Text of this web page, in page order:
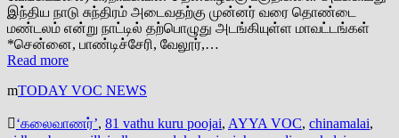
இந்திய நாடு சுந்திரம் அடைவதற்கு முன்னர் வரை தொண்டை
மண்டலம் என்று நாட்டில் தற்பொழுது அடங்கியுள்ள மாவட்டங்கள்
*சென்னை, பாண்டிச்சேரி, வேலூர்,…
Read more
TODAY VOC NEWS
‘கலைவாணர்’, 81 vathu kuru poojai, AYYA VOC, chinamalai,